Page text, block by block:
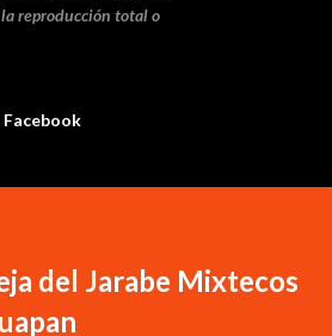
reproducción total o
Facebook
del Jarabe Mixtecos